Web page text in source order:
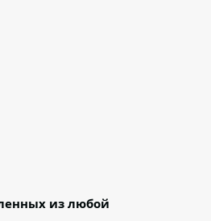
из любой